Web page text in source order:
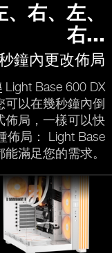
右、左、
右...
鐘內更改佈局
Light Base 600 DX
可以在幾秒鐘內倒
佈局，一樣可以快
佈局： Light Base
滿足您的需求。